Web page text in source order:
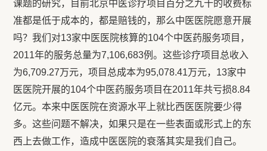
课题的研究，目前北京中医诊疗项目百分之九十的收费标
准都是低于成本的，都是赔钱的，那么中医医院愿意开展
吗？我们对13家中医医院核算的104个中医药服务项目，
2011年的服务总量为7,106,683例。这些诊疗项目总收入
为6,709.27万元，项目总成本为95,078.41万元，13家中
医医院开展的104个中医药服务项目在2011年共亏损8.84
亿元。本来中医医院在资源水平上就比西医医院要少得
多。这些问题不解决，如果只是在一些表面或形式上的东
西上去做工作，造成中医医院的衰落其实是我们自己。